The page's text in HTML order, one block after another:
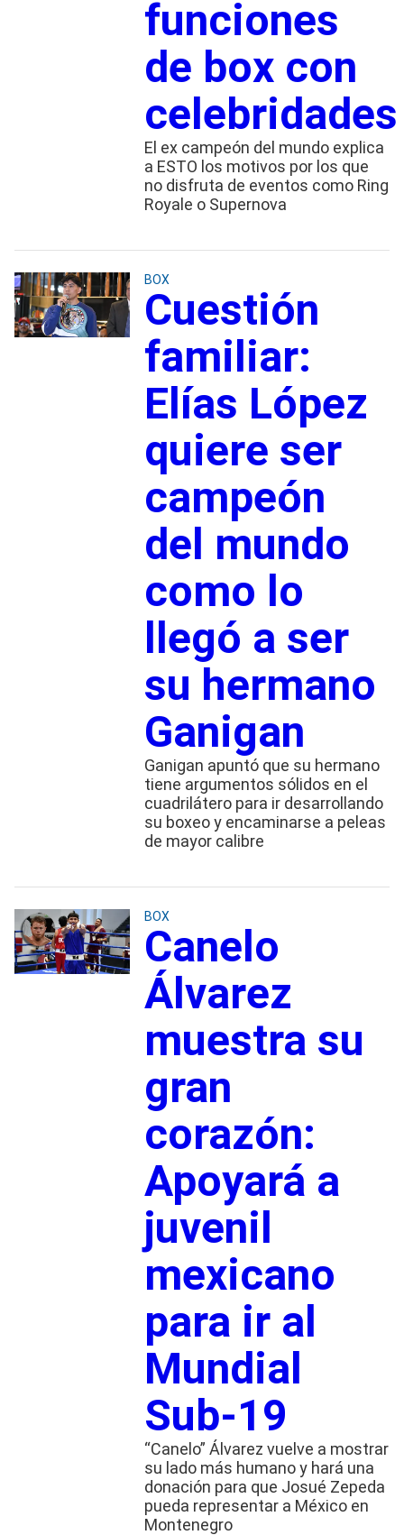
funciones
de box con
celebridades
El ex campeón del mundo explica
a ESTO los motivos por los que
no disfruta de eventos como Ring
Royale o Supernova
BOX
Cuestión
familiar:
Elías López
quiere ser
campeón
del mundo
como lo
llegó a ser
su hermano
Ganigan
Ganigan apuntó que su hermano
tiene argumentos sólidos en el
cuadrilátero para ir desarrollando
su boxeo y encaminarse a peleas
de mayor calibre
BOX
Canelo
Álvarez
muestra su
gran
corazón:
Apoyará a
juvenil
mexicano
para ir al
Mundial
Sub-19
“Canelo” Álvarez vuelve a mostrar
su lado más humano y hará una
donación para que Josué Zepeda
pueda representar a México en
Montenegro